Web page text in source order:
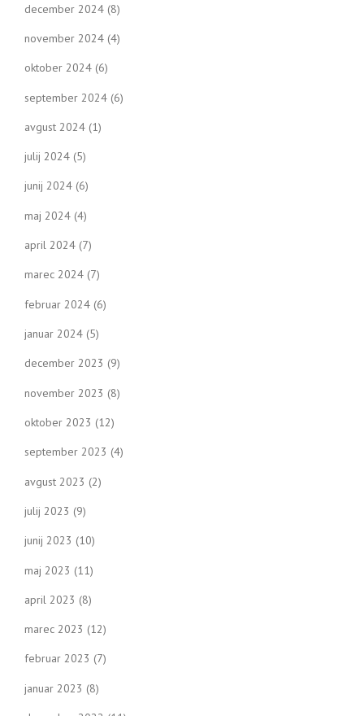
december 2024 (8)
november 2024 (4)
oktober 2024 (6)
september 2024 (6)
avgust 2024 (1)
julij 2024 (5)
junij 2024 (6)
maj 2024 (4)
april 2024 (7)
marec 2024 (7)
februar 2024 (6)
januar 2024 (5)
december 2023 (9)
november 2023 (8)
oktober 2023 (12)
september 2023 (4)
avgust 2023 (2)
julij 2023 (9)
junij 2023 (10)
maj 2023 (11)
april 2023 (8)
marec 2023 (12)
februar 2023 (7)
januar 2023 (8)